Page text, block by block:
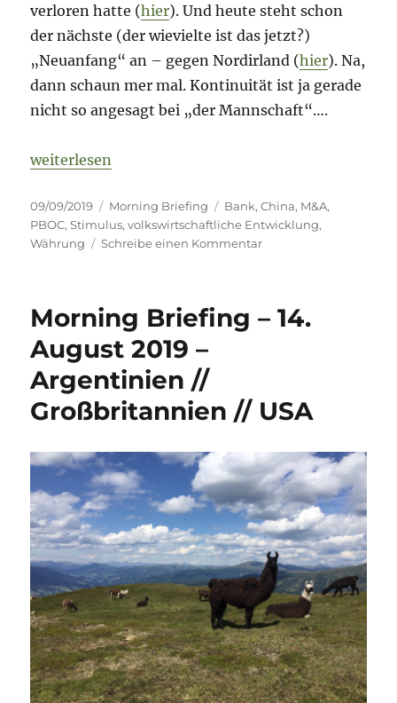
verloren hatte (hier). Und heute steht schon
der nächste (der wievielte ist das jetzt?)
„Neuanfang“ an – gegen Nordirland (hier). Na,
dann schaun mer mal. Kontinuität ist ja gerade
nicht so angesagt bei „der Mannschaft“….
„Morning Briefing 9. September 2019 – China-
weiterlesen
Veröffentlicht
am
09/09/2019 Kategorien
Morning Briefing Schlagwörter
Bank,China, M&A,
PBOC,Stimulus,volkswirtschaftliche Entwicklung,
Währung
Schreibe einen Kommentarzu
September
Morning Briefing – 14.
August 2019 –
Argentinien //
Großbritannien // USA